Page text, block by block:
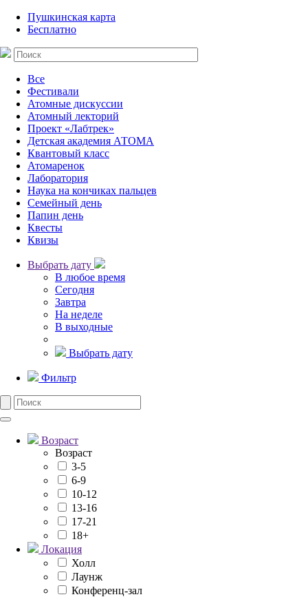
Пушкинская карта
Бесплатно
Все
Фестивали
Атомные дискуссии
Атомный лекторий
Проект «Лабтрек»
Детская академия АТОМА
Квантовый класс
Атомаренок
Лаборатория
Наука на кончиках пальцев
Семейный день
Папин день
Квесты
Квизы
Выбрать дату
В любое время
Сегодня
Завтра
На неделе
В выходные
Выбрать дату
Фильтр
Возраст
Возраст
3-5
6-9
10-12
13-16
17-21
18+
Локация
Холл
Лаунж
Конференц-зал